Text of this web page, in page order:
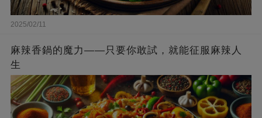
2025/02/11
麻辣香鍋的魔力——只要你敢試，就能征服麻辣人
生